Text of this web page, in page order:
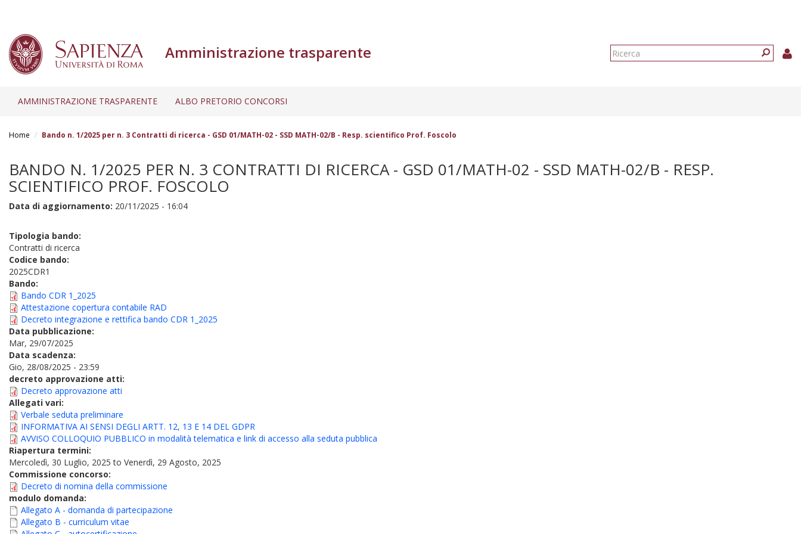
Amministrazione trasparente
Form
AMMINISTRAZIONE TRASPARENTE ALBO PRETORIO CONCORSI
Home Bando n. 1/2025 per n. 3 Contratti di ricerca - GSD 01/MATH-02 - SSD MATH-02/B - Resp. scientifico Prof. Foscolo
BANDO N. 1/2025 PER N. 3 CONTRATTI DI RICERCA - GSD 01/MATH-02 - SSD MATH-02/B - RESP.
SCIENTIFICO PROF. FOSCOLO
Data di aggiornamento: 20/11/2025 - 16:04
Tipologia bando:
Contratti di ricerca
Codice bando:
2025CDR1
Bando:
Bando CDR 1_2025
Attestazione copertura contabile RAD
Decreto integrazione e rettifica bando CDR 1_2025
Data pubblicazione:
Mar, 29/07/2025
Data scadenza:
Gio, 28/08/2025 - 23:59
decreto approvazione atti:
Decreto approvazione atti
Allegati vari:
Verbale seduta preliminare
INFORMATIVA AI SENSI DEGLI ARTT. 12, 13 E 14 DEL GDPR
AVVISO COLLOQUIO PUBBLICO in modalità telematica e link di accesso alla seduta pubblica
Riapertura termini:
Mercoledì, 30 Luglio, 2025 to Venerdì, 29 Agosto, 2025
Commissione concorso:
Decreto di nomina della commissione
modulo domanda:
Allegato A - domanda di partecipazione
Allegato B - curriculum vitae